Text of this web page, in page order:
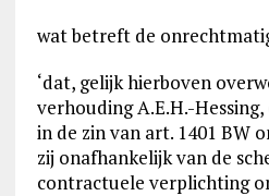
wat betreft de
‘dat, gelijk hierboven
verhouding A.E.H.-
in de zin van art. 1401 BW
zij onafhankelijk van de
contractuele verplichting